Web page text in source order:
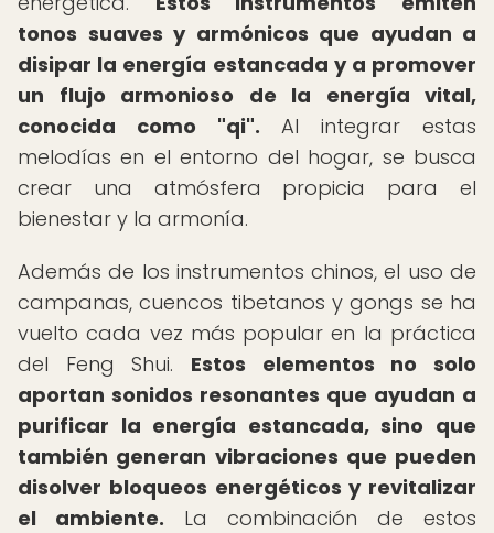
tonos suaves y armónicos que ayudan a
disipar la energía estancada y a promover
un flujo armonioso de la energía vital,
conocida como "qi". Al integrar estas
melodías en el entorno del hogar, se busca
crear una atmósfera propicia para el
bienestar y la armonía.
Además de los instrumentos chinos, el uso de
campanas, cuencos tibetanos y gongs se ha
vuelto cada vez más popular en la práctica
del Feng Shui. Estos elementos no solo
aportan sonidos resonantes que ayudan a
purificar la energía estancada, sino que
también generan vibraciones que pueden
disolver bloqueos energéticos y revitalizar
el ambiente. La combinación de estos